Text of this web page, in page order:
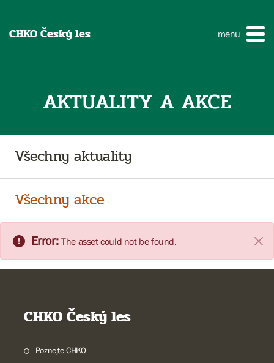
CHKO Český les menu
AKTUALITY A AKCE
Všechny aktuality
Všechny akce
Error: The asset could not be found.
CHKO Český les
Poznejte CHKO